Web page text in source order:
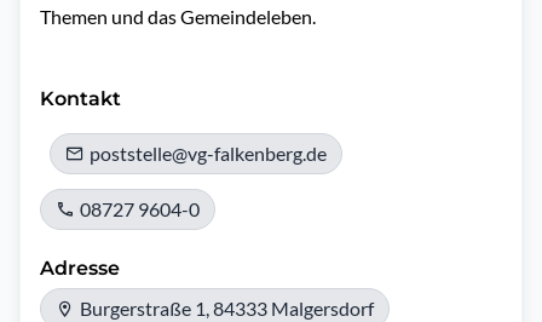
Themen und das Gemeindeleben.
Kontakt
poststelle@vg-falkenberg.de
08727 9604-0
Adresse
Burgerstraße 1, 84333 Malgersdorf